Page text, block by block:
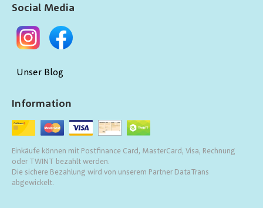
Information
Einkäufe können mit Postfinance Card, MasterCard, Visa, Rechnung
oder TWINT bezahlt werden.
Die sichere Bezahlung wird von unserem Partner DataTrans
abgewickelt.
Social Media
Unser Blog